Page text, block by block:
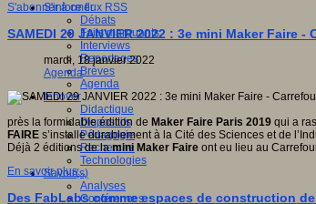
S'informer
Débats
Faits marquants
Interviews
Reportages
Brèves
Agenda
Innover
Didactique
Dispositifs
Pédagogie
Recherche
Technologies
Savoir(s)
Analyses
Conférences
S'abonner à ce flux RSS
SAMEDI 29 JANVIER 2022 : 3e mini Maker Faire
mardi, 18 janvier 2022
Agenda
près la formidable édition de Maker Faire Paris 2019 qui a
FAIRE s’installe durablement à la Cité des Sciences et de
Déjà 2 éditions de lamini Maker Faire ont eu lieu au
En savoir plus...
Des FabLabs comme espaces de construction